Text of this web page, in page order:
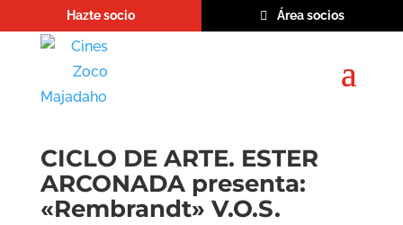
Hazte socio Área socios
CICLO DE ARTE. ESTER
ARCONADA presenta:
«Rembrandt» V.O.S.